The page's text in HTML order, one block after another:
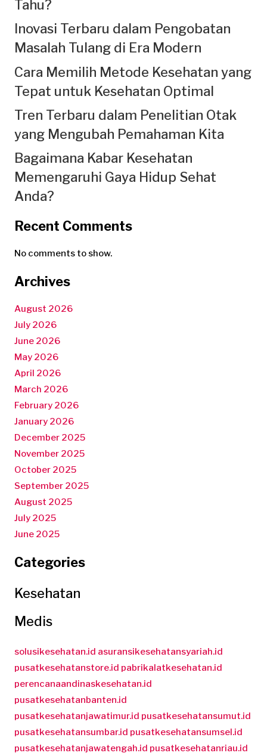
Tahu?
Inovasi Terbaru dalam Pengobatan
Masalah Tulang di Era Modern
Cara Memilih Metode Kesehatan yang
Tepat untuk Kesehatan Optimal
Tren Terbaru dalam Penelitian Otak
yang Mengubah Pemahaman Kita
Bagaimana Kabar Kesehatan
Memengaruhi Gaya Hidup Sehat
Anda?
Recent Comments
No comments to show.
Archives
August 2026
July 2026
June 2026
May 2026
April 2026
March 2026
February 2026
January 2026
December 2025
November 2025
October 2025
September 2025
August 2025
July 2025
June 2025
Categories
Kesehatan
Medis
solusikesehatan.id asuransikesehatansyariah.id
pusatkesehatanstore.id pabrikalatkesehatan.id
perencanaandinaskesehatan.id
pusatkesehatanbanten.id
pusatkesehatanjawatimur.id pusatkesehatansumut.id
pusatkesehatansumbar.id pusatkesehatansumsel.id
pusatkesehatanjawatengah.id pusatkesehatanriau.id